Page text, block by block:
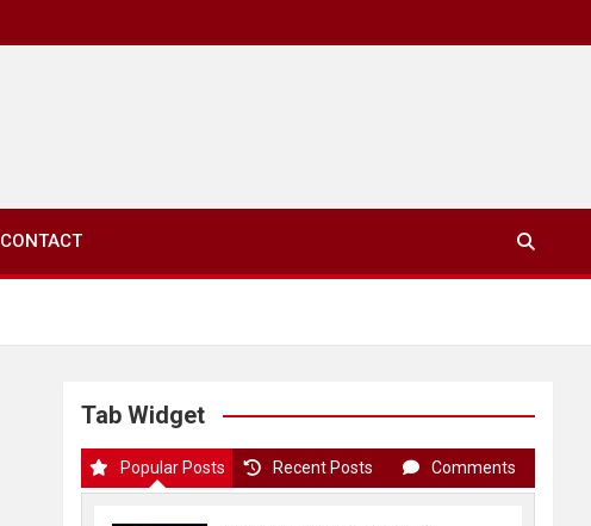
CONTACT
Tab Widget
Popular Posts Recent Posts Comments